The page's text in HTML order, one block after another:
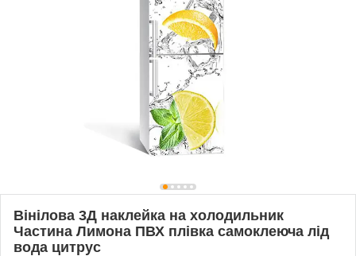
Вінілова 3Д наклейка на холодильник
Частина Лимона ПВХ плівка самоклеюча лід
вода цитрус